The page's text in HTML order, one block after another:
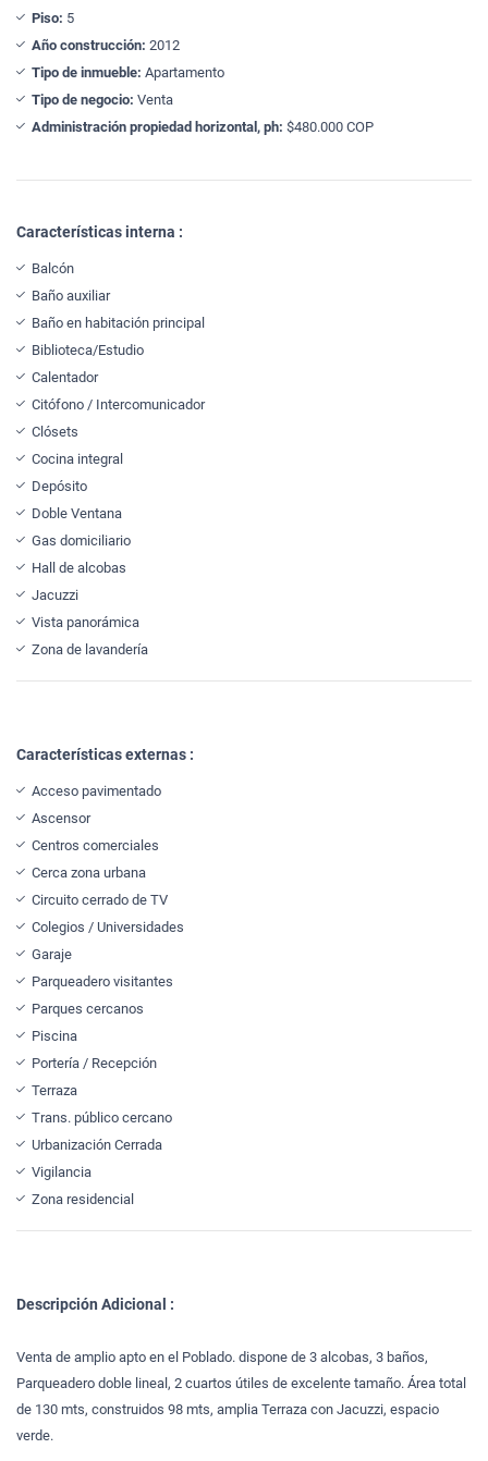
Piso: 5
Año construcción: 2012
Tipo de inmueble: Apartamento
Tipo de negocio: Venta
Administración propiedad horizontal, ph: $480.000 COP
Características interna :
Balcón
Baño auxiliar
Baño en habitación principal
Biblioteca/Estudio
Calentador
Citófono / Intercomunicador
Clósets
Cocina integral
Depósito
Doble Ventana
Gas domiciliario
Hall de alcobas
Jacuzzi
Vista panorámica
Zona de lavandería
Características externas :
Acceso pavimentado
Ascensor
Centros comerciales
Cerca zona urbana
Circuito cerrado de TV
Colegios / Universidades
Garaje
Parqueadero visitantes
Parques cercanos
Piscina
Portería / Recepción
Terraza
Trans. público cercano
Urbanización Cerrada
Vigilancia
Zona residencial
Descripción Adicional :
Venta de amplio apto en el Poblado. dispone de 3 alcobas, 3 baños,
Parqueadero doble lineal, 2 cuartos útiles de excelente tamaño. Área total
de 130 mts, construidos 98 mts, amplia Terraza con Jacuzzi, espacio
verde.